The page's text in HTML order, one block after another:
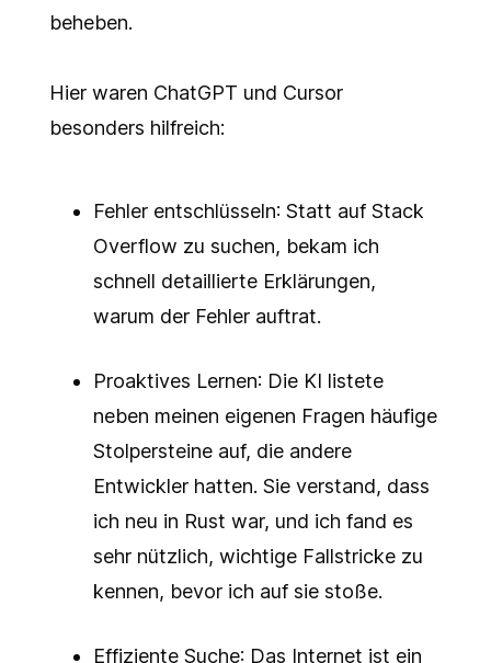
beheben.
Hier waren ChatGPT und Cursor
besonders hilfreich:
Fehler entschlüsseln: Statt auf Stack
Overflow zu suchen, bekam ich
schnell detaillierte Erklärungen,
warum der Fehler auftrat.
Proaktives Lernen: Die KI listete
neben meinen eigenen Fragen häufige
Stolpersteine auf, die andere
Entwickler hatten. Sie verstand, dass
ich neu in Rust war, und ich fand es
sehr nützlich, wichtige Fallstricke zu
kennen, bevor ich auf sie stoße.
Effiziente Suche: Das Internet ist ein